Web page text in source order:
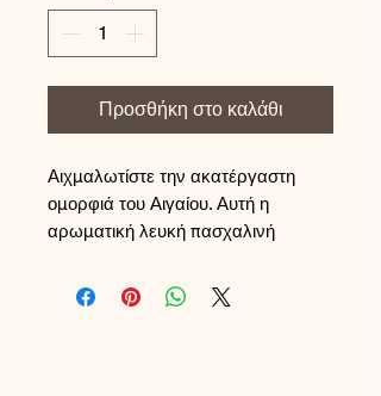
Προσθήκη στο καλάθι
Αιχμαλωτίστε την ακατέργαστη
ομορφιά του Αιγαίου. Αυτή η
αρωματική λευκή πασχαλινή
αληθινό, φυσικό αστερία και ένα
κομψό κοχύλι, διακοσμημένη